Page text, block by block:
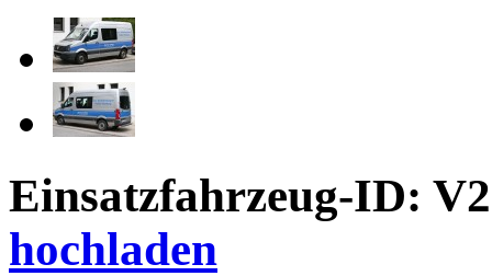
Einsatzfahrzeug-ID:
hochladen